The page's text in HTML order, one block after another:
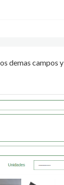
demas campos